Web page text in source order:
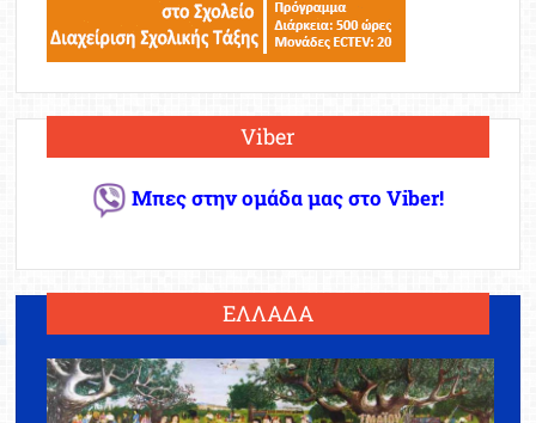
Viber
Μπες στην ομάδα μας στο Viber!
ΕΛΛΑΔΑ